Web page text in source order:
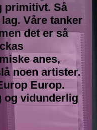
primitivt. Så
Våre tanker
det er så
anes,
noen artister.
Europ.
og vidunderlig